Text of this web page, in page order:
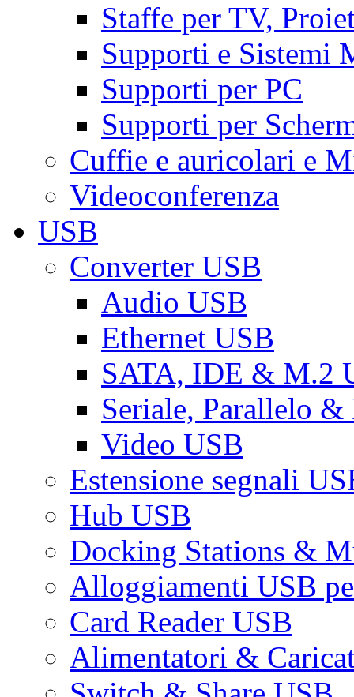
Staffe per TV,
Supporti e Sistemi
Supporti per PC
Supporti per
Cuffie e auricolari e
Videoconferenza
USB
Converter USB
Audio USB
Ethernet USB
SATA, IDE & M.2
Seriale, Parallelo &
Video USB
Estensione segnali
Hub USB
Docking Stations &
Alloggiamenti USB
Card Reader USB
Alimentatori &